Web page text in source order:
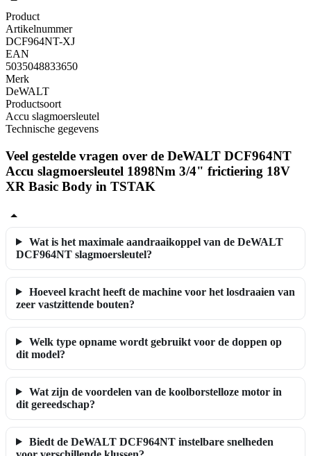
Product
Artikelnummer
DCF964NT-XJ
EAN
5035048833650
Merk
DeWALT
Productsoort
Accu slagmoersleutel
Technische gegevens
Veel gestelde vragen over de DeWALT DCF964NT
Accu slagmoersleutel 1898Nm 3/4" frictiering 18V
XR Basic Body in TSTAK
Wat is het maximale aandraaikoppel van de DeWALT
DCF964NT slagmoersleutel?
Hoeveel kracht heeft de machine voor het losdraaien van
zeer vastzittende bouten?
Welk type opname wordt gebruikt voor de doppen op
dit model?
Wat zijn de voordelen van de koolborstelloze motor in
dit gereedschap?
Biedt de DeWALT DCF964NT instelbare snelheden